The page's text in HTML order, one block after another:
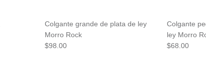
Colgante grande de plata de ley
Morro Rock
$98.00
Colgante
ley Morro
$68.00